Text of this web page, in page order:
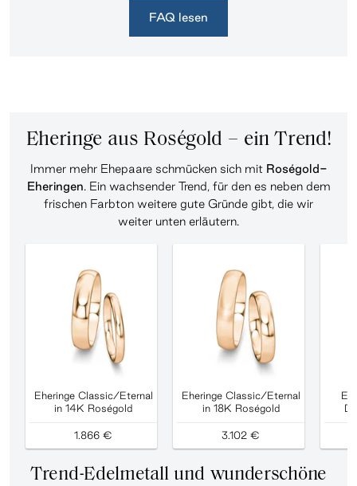
FAQ lesen
Eheringe aus Roségold – ein Trend!
Immer mehr Ehepaare schmücken sich mit Roségold-
Eheringen. Ein wachsender Trend, für den es neben dem
frischen Farbton weitere gute Gründe gibt, die wir
weiter unten erläutern.
Eheringe Classic/Eternal
in 14K Roségold
1.866 €
Eheringe Classic/Eternal
in 18K Roségold
3.102 €
Trend-Edelmetall und wunderschöne